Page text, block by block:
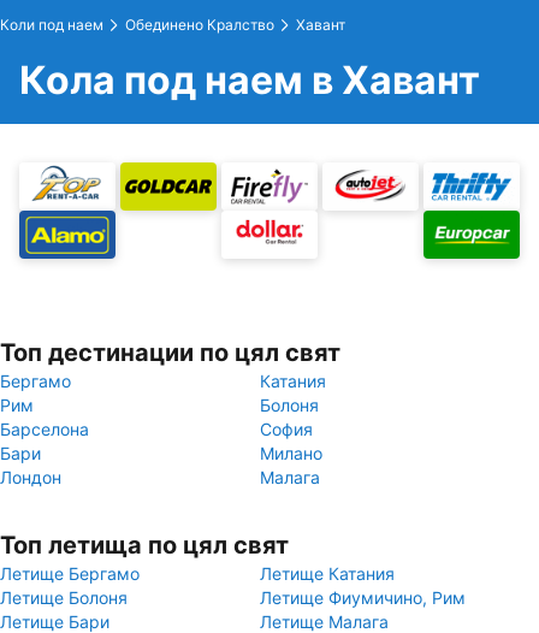
Коли под наем Обединено Кралство Хавант
Кола под наем в Хавант
Топ дестинации по цял свят
Бергамо
Катания
Рим
Болоня
Барселона
София
Бари
Милано
Лондон
Малага
Топ летища по цял свят
Летище Бергамо
Летище Катания
Летище Болоня
Летище Фиумичино, Рим
Летище Бари
Летище Малага